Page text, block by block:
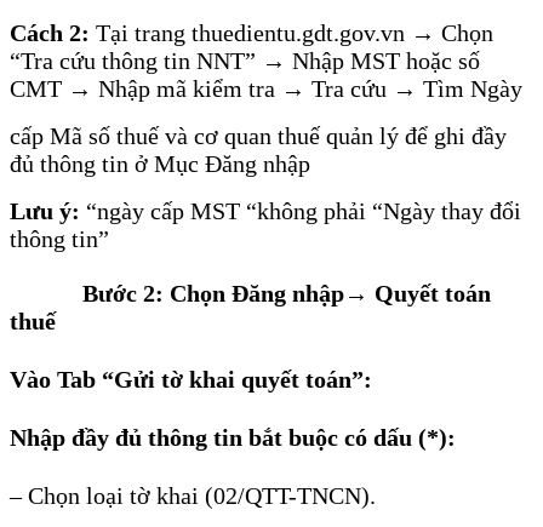
Cách 2: Tại trang thuedientu.gdt.gov.vn → Chọn
“Tra cứu thông tin NNT” → Nhập MST hoặc số
CMT → Nhập mã kiểm tra → Tra cứu → Tìm Ngày
cấp Mã số thuế và cơ quan thuế quản lý để ghi đầy
đủ thông tin ở Mục Đăng nhập
Lưu ý: “ngày cấp MST “không phải “Ngày thay đổi
thông tin”
Bước 2: Chọn Đăng nhập→ Quyết toán
thuế
Vào Tab “Gửi tờ khai quyết toán”:
Nhập đầy đủ thông tin bắt buộc có dấu (*):
– Chọn loại tờ khai (02/QTT-TNCN).